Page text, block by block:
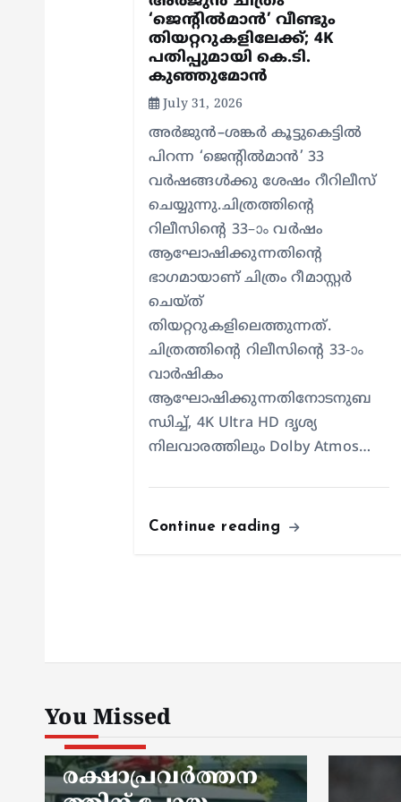
‘ജെന്റിൽമാൻ’ വീണ്ടും
തിയറ്ററുകളിലേക്ക്; 4K
പതിപ്പുമായി കെ.ടി.
കുഞ്ഞുമോൻ
July 31, 2026
അർജുൻ–ശങ്കർ കൂട്ടുകെട്ടിൽ
പിറന്ന ‘ജെന്റിൽമാൻ’ 33
വർഷങ്ങൾക്കു ശേഷം റീറിലീസ്
ചെയ്യുന്നു.ചിത്രത്തിന്റെ
റിലീസിന്റെ 33–ാം വർഷം
ആഘോഷിക്കുന്നതിന്റെ
ഭാഗമായാണ് ചിത്രം റീമാസ്റ്റർ
ചെയ്ത്
തിയറ്ററുകളിലെത്തുന്നത്.
ചിത്രത്തിന്റെ റിലീസിന്റെ 33-ാം
വാർഷികം
ആഘോഷിക്കുന്നതിനോടനുബ
ന്ധിച്ച്, 4K Ultra HD ദൃശ്യ
നിലവാരത്തിലും Dolby Atmos…
Continue reading
You Missed
kerala news
രക്ഷാപ്രവർത്തന